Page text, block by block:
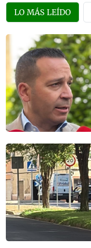
LO MÁS LEÍDO